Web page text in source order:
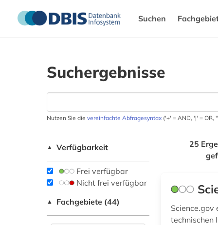
Suchen
Suchergebnisse
Nutzen Sie die vereinfachte Abfragesyntax ('+' = AND, '|' = OR,
▲ Verfügbarkeit
Frei verfügbar
Nicht frei verfügbar
▲ Fachgebiete (44)
25
technischen